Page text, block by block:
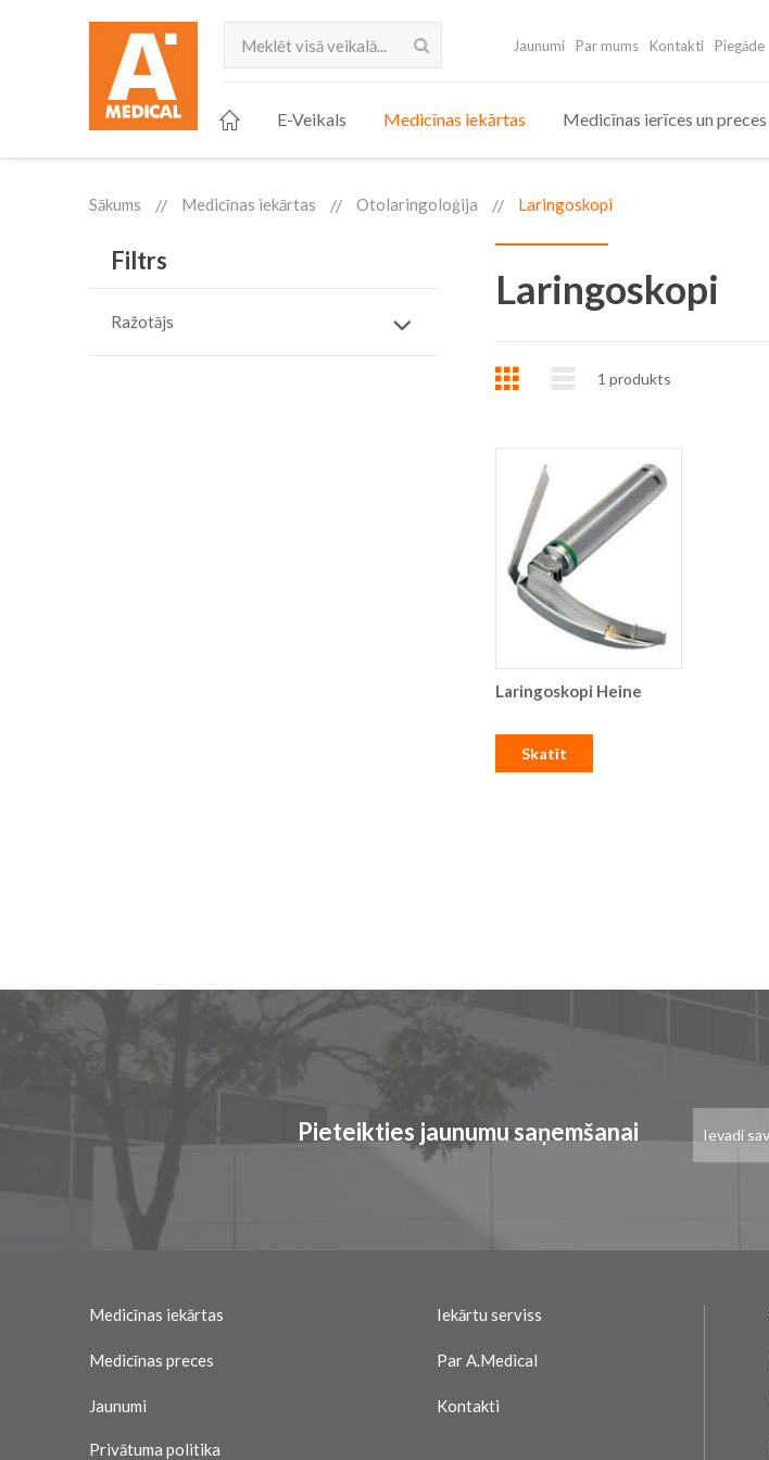
Meklēt
Jaunumi Par mums Kontakti Piegāde
E-Veikals Medicīnas iekārtas Medicīnas ierīces un preces
Sākums Medicīnas iekārtas Otolaringoloģija Laringoskopi
Laringoskopi
Režģis Saraksts
1 produkts
Laringoskopi Heine
Skatīt
Filtrs
Ražotājs
Pieteikties jaunumu saņemšanai
jaunumu
Medicīnas iekārtas Iekārtu serviss
Medicīnas preces Par A.Medical
Jaunumi Kontakti
Privātuma politika